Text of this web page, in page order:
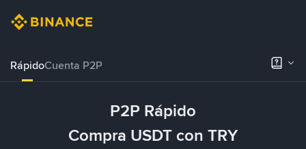
RápidoCuenta P2P
P2P Rápido
Compra USDT con TRY